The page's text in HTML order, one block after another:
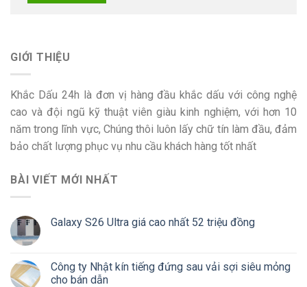
GIỚI THIỆU
Khắc Dấu 24h là đơn vị hàng đầu khắc dấu với công nghệ
cao và đội ngũ kỹ thuật viên giàu kinh nghiệm, với hơn 10
năm trong lĩnh vực, Chúng thôi luôn lấy chữ tín làm đầu, đảm
bảo chất lượng phục vụ nhu cầu khách hàng tốt nhất
BÀI VIẾT MỚI NHẤT
Galaxy S26 Ultra giá cao nhất 52 triệu đồng
Công ty Nhật kín tiếng đứng sau vải sợi siêu mỏng
cho bán dẫn